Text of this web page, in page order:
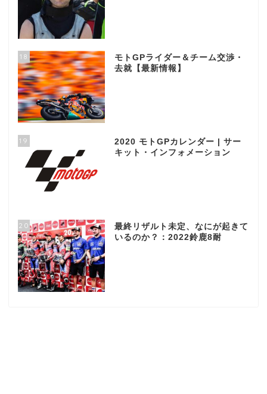
18
モトGPライダー＆チーム交渉・
去就【最新情報】
19
2020 モトGPカレンダー | サー
キット・インフォメーション
20
最終リザルト未定、なにが起きて
いるのか？：2022鈴鹿8耐